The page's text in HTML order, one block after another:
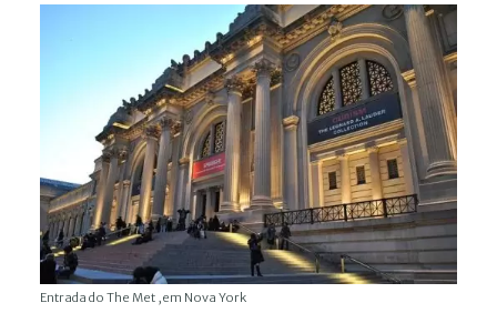
Entrada do The Met ,em Nova York